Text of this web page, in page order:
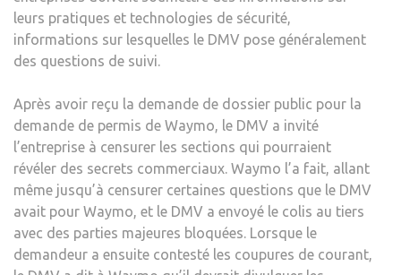
leurs pratiques et technologies de sécurité,
informations sur lesquelles le DMV pose généralement
des questions de suivi.
Après avoir reçu la demande de dossier public pour la
demande de permis de Waymo, le DMV a invité
l’entreprise à censurer les sections qui pourraient
révéler des secrets commerciaux. Waymo l’a fait, allant
même jusqu’à censurer certaines questions que le DMV
avait pour Waymo, et le DMV a envoyé le colis au tiers
avec des parties majeures bloquées. Lorsque le
demandeur a ensuite contesté les coupures de courant,